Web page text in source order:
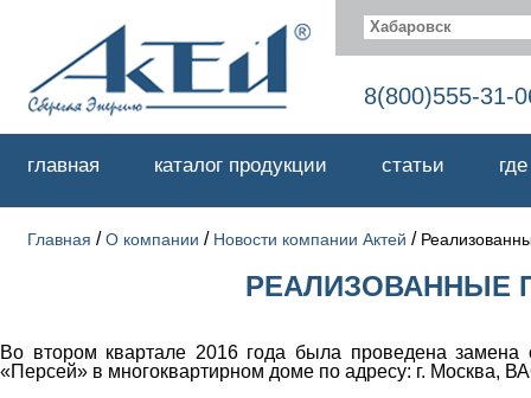
Хабаровск
8(800)555-31-
главная каталог продукции статьи
Главная /О компании / Новости компании Актей /
РЕАЛИЗОВАННЫЕ
Во втором квартале 2016 года была проведена замена
«Персей» в многоквартирном доме по адресу: г. Москва,